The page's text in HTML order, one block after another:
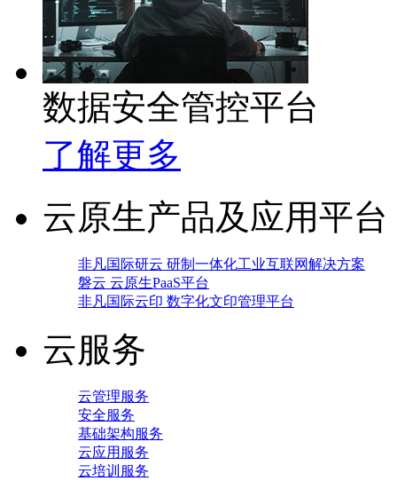
数据安全管控平台
了解更多
云原生产品及应用平台
非凡国际研云 研制一体化工业互联网解决方案
磐云 云原生PaaS平台
非凡国际云印 数字化文印管理平台
云服务
云管理服务
安全服务
基础架构服务
云应用服务
云培训服务